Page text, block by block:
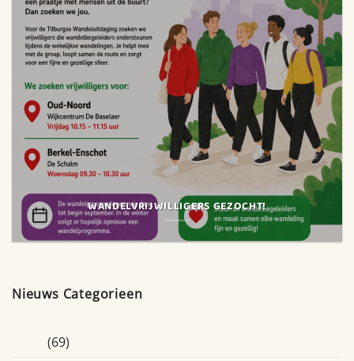
WANDELVRIJWILLIGERS GEZOCHT!
Nieuws Categorieen
(69)